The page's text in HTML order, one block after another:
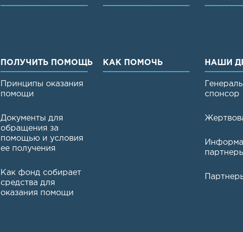
ПОЛУЧИТЬ ПОМОЩЬ
Принципы оказания
помощи
Документы для
обращения за
помощью и условия
ее получения
Как фонд собирает
средства для
оказания помощи
КАК ПОМОЧЬ НАШИ
спонсор